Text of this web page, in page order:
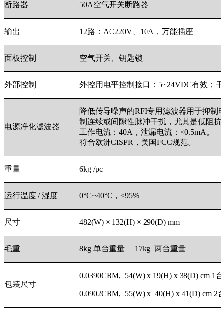
断路器 50A空气开关断路器
输出 12路：AC220V、10A，万能插座
面板控制 空气开关、钥匙锁
外部控制 外控用电平控制接口：5~24VDC有效；
电源净化滤波器
降低传导噪声的RFI专用滤波器用于抑
制连续或间隙性脉冲干扰，尤其是低阻
工作电流：40A，泄漏电流：<0.5mA。
符合欧洲CISPR，美国FCC规范。
重量 6kg /pc
运行温度 / 湿度 0°C~40°C，<95%
尺寸 482(W) × 132(H) × 290(D) mm
毛重 8kg 单台重量 17kg 两台重量
包装尺寸
0.0390CBM, 54(W) x 19(H) x 38(D) cm 1
0.0902CBM, 55(W) x 40(H) x 41(D) cm 2